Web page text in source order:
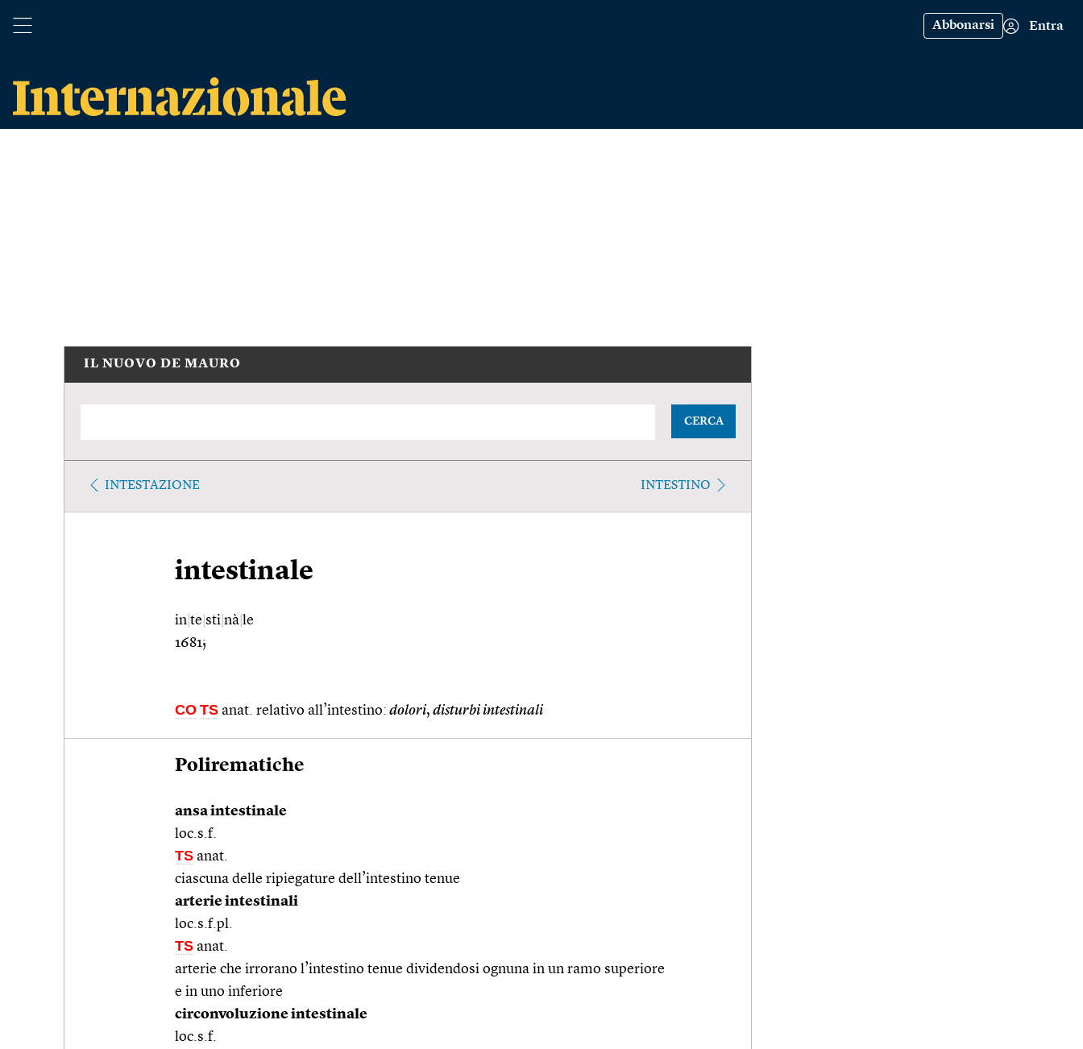
Abbonarsi Entra
IL NUOVO DE MAURO
CERCA
INTESTAZIONE INTESTINO
intestinale
in te sti nà le
1681;
CO TS anat. relativo all’intestino: dolori, disturbi intestinali
Polirematiche
ansa intestinale
loc.s.f.
TS anat.
ciascuna delle ripiegature dell’intestino tenue
arterie intestinali
loc.s.f.pl.
TS anat.
arterie che irrorano l’intestino tenue dividendosi ognuna in un ramo superiore
e in uno inferiore
circonvoluzione intestinale
loc.s.f.